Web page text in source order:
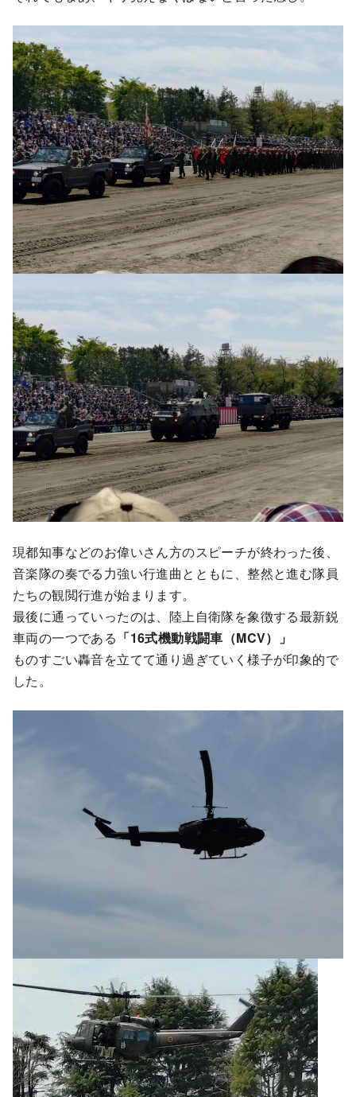
現都知事などのお偉いさん方のスピーチが終わった後、
音楽隊の奏でる力強い行進曲とともに、整然と進む隊員
たちの観閲行進が始まります。
最後に通っていったのは、陸上自衛隊を象徴する最新鋭
車両の一つである 「16式機動戦闘車（MCV）」
ものすごい轟音を立てて通り過ぎていく様子が印象的で
した。